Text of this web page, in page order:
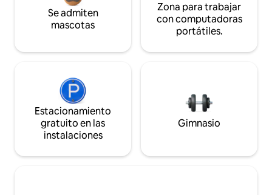
Se admiten
mascotas
Zona para trabajar
con computadoras
portátiles.
Estacionamiento
gratuito en las
instalaciones
Gimnasio